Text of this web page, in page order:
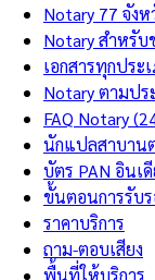
Notary 77 จังห
Notary สำหรับ
เอกสารทุกประ
Notary ตามปร
FAQ Notary
นักแปลสาบาน
บัตร PAN อินเ
ขั้นตอนการรับร
ราคาบริการ
ถาม-ตอบเสียง
พื้นที่ให้บริการ